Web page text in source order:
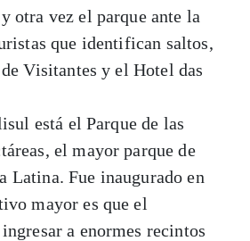
otra vez el parque ante la
que identifican saltos,
Visitantes y el Hotel das
está el Parque de las
el mayor parque de
Latina. Fue inaugurado en
mayor es que el
a enormes recintos